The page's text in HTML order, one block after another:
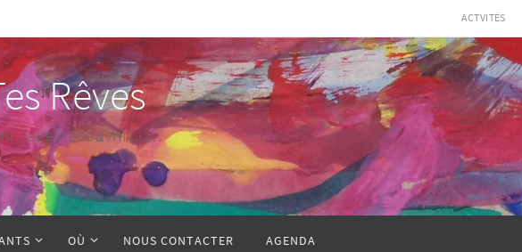
ACTVITÉS
Rêves
faire découvrir……
OÙ NOUS CONTACTER AGENDA